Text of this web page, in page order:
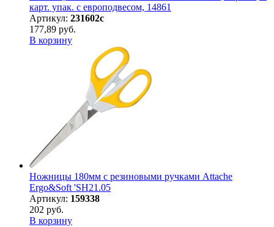
карт. упак. с европодвесом, 14861
Артикул: 231602с
177,89 руб.
В корзину
Ножницы 180мм с резиновыми ручками Attache
Ergo&Soft 'SH21.05
Артикул: 159338
202 руб.
В корзину